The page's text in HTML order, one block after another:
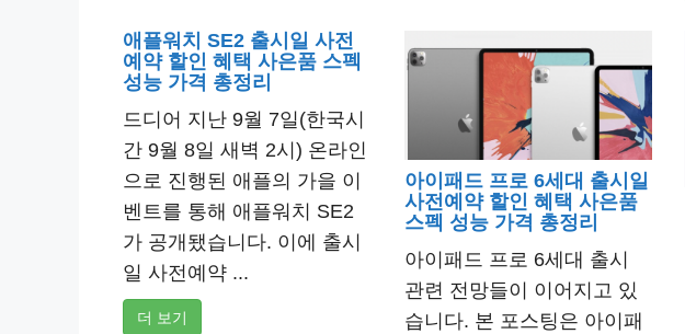
애플워치 SE2 출시일 사전
예약 할인 혜택 사은품 스펙
성능 가격 총정리
드디어 지난 9월 7일(한국시
간 9월 8일 새벽 2시) 온라인
으로 진행된 애플의 가을 이
벤트를 통해 애플워치 SE2
가 공개됐습니다. 이에 출시
일 사전예약 ...
더 보기
아이패드 프로 6세대 출시일
사전예약 할인 혜택 사은품
스펙 성능 가격 총정리
아이패드 프로 6세대 출시
관련 전망들이 이어지고 있
습니다. 본 포스팅은 아이패